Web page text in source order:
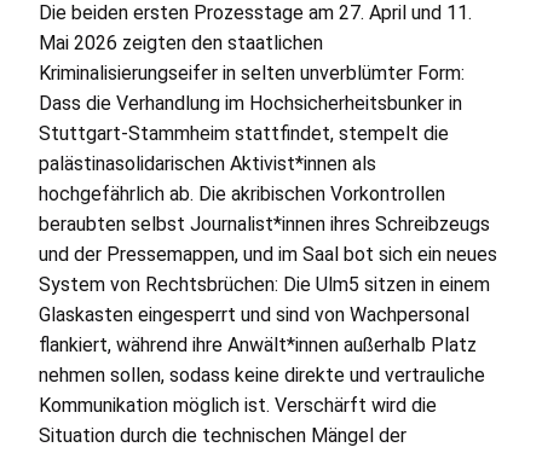
Die beiden ersten Prozesstage am 27. April und 11.
Mai 2026 zeigten den staatlichen
Kriminalisierungseifer in selten unverblümter Form:
Dass die Verhandlung im Hochsicherheitsbunker in
Stuttgart-Stammheim stattfindet, stempelt die
palästinasolidarischen Aktivist*innen als
hochgefährlich ab. Die akribischen Vorkontrollen
beraubten selbst Journalist*innen ihres Schreibzeugs
und der Pressemappen, und im Saal bot sich ein neues
System von Rechtsbrüchen: Die Ulm5 sitzen in einem
Glaskasten eingesperrt und sind von Wachpersonal
flankiert, während ihre Anwält*innen außerhalb Platz
nehmen sollen, sodass keine direkte und vertrauliche
Kommunikation möglich ist. Verschärft wird die
Situation durch die technischen Mängel der